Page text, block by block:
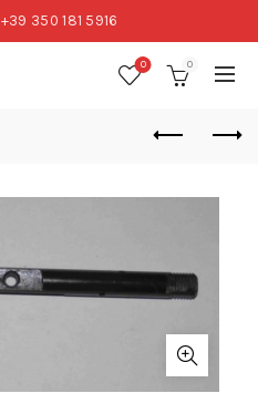
+39 350 181 5916
0 0